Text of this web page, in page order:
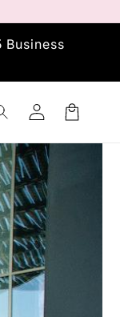
Business
تسجيل
الدخول